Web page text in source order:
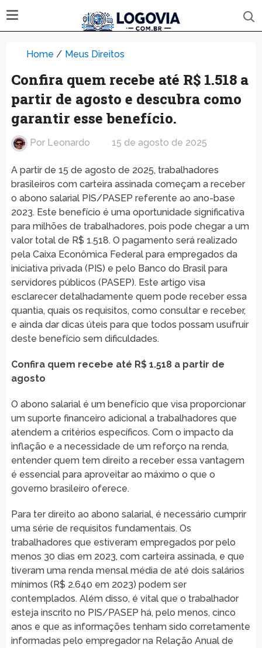
Home / Meus Direitos
Confira quem recebe até R$ 1.518 a
partir de agosto e descubra como
garantir esse benefício.
Por Leonardo 15 de agosto de 2025
A partir de 15 de agosto de 2025, trabalhadores
brasileiros com carteira assinada começam a receber
o abono salarial PIS/PASEP referente ao ano-base
2023. Este benefício é uma oportunidade significativa
para milhões de trabalhadores, pois pode chegar a um
valor total de R$ 1.518. O pagamento será realizado
pela Caixa Econômica Federal para empregados da
iniciativa privada (PIS) e pelo Banco do Brasil para
servidores públicos (PASEP). Este artigo visa
esclarecer detalhadamente quem pode receber essa
quantia, quais os requisitos, como consultar e receber,
e ainda dar dicas úteis para que todos possam usufruir
deste benefício sem dificuldades.
Confira quem recebe até R$ 1.518 a partir de
agosto
O abono salarial é um benefício que visa proporcionar
um suporte financeiro adicional a trabalhadores que
atendem a critérios específicos. Com o impacto da
inflação e a necessidade de um reforço na renda,
entender quem tem direito a receber essa vantagem
é essencial para aproveitar ao máximo o que o
governo brasileiro oferece.
Para ter direito ao abono salarial, é necessário cumprir
uma série de requisitos fundamentais. Os
trabalhadores que estiveram empregados por pelo
menos 30 dias em 2023, com carteira assinada, e que
tiveram uma renda mensal média de até dois salários
mínimos (R$ 2.640 em 2023) podem ser
contemplados. Além disso, é vital que o trabalhador
esteja inscrito no PIS/PASEP há, pelo menos, cinco
anos e que as informações tenham sido corretamente
informadas pelo empregador na Relação Anual de